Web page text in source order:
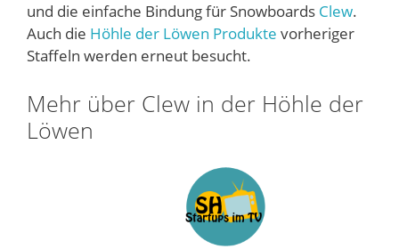
und die einfache Bindung für Snowboards Clew.
Auch die Höhle der Löwen Produkte vorheriger
Staffeln werden erneut besucht.
Mehr über Clew in der Höhle der
Löwen